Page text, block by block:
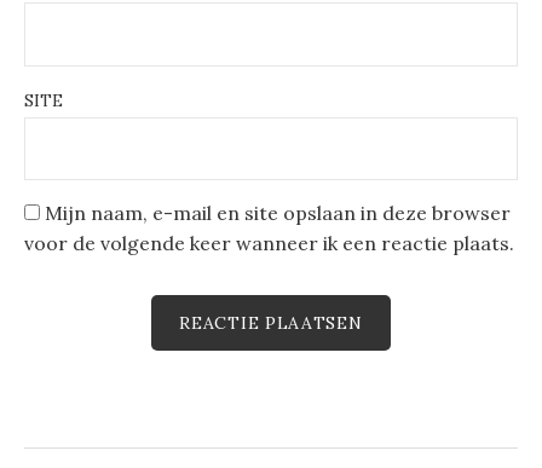
SITE
Mijn naam, e-mail en site opslaan in deze browser
voor de volgende keer wanneer ik een reactie plaats.